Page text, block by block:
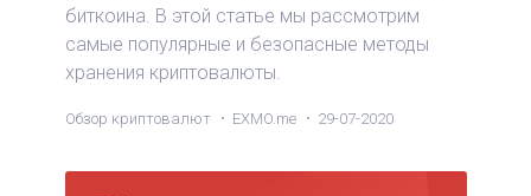
биткоина. В этой статье мы рассмотрим
самые популярные и безопасные методы
хранения криптовалюты.
Обзор криптовалют EXMO.me 29-07-2020